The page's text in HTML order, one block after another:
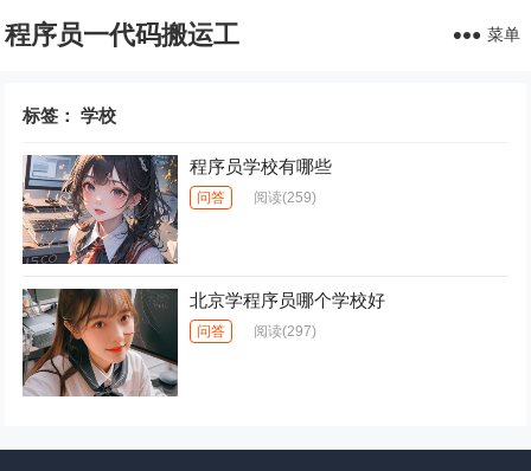
程序员一代码搬运工 菜单
标签：学校
程序员学校有哪些
问答 阅读(259)
北京学程序员哪个学校好
问答 阅读(297)